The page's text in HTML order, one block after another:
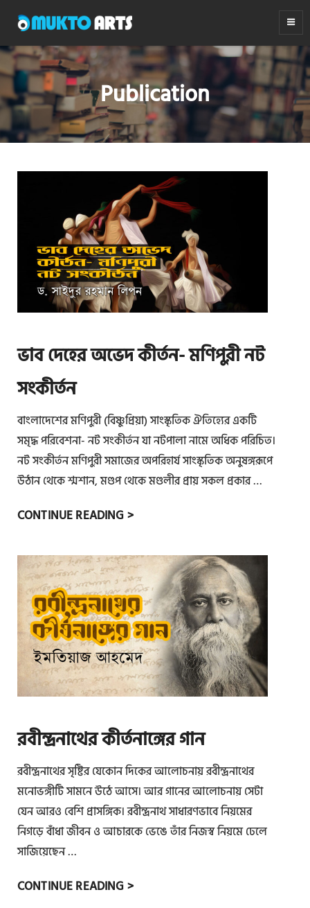
Publication
ভাব দেহের অভেদ কীর্তন- মণিপুরী নট
সংকীর্তন
বাংলাদেশের মণিপুরী (বিষ্ণুপ্রিয়া) সাংস্কৃতিক ঐতিহ্যের একটি
সমৃদ্ধ পরিবেশনা- নট সংকীর্তন যা নটপালা নামে অধিক পরিচিত।
নট সংকীর্তন মণিপুরী সমাজের অপরিহার্য সাংস্কৃতিক অনুষঙ্গরূপে
উঠান থেকে শ্মশান, মণ্ডপ থেকে মণ্ডলীর প্রায় সকল প্রকার …
CONTINUE READING >ভা
দে
হে
র
অ
ভে
দ
কী
র্ত
-
ম
ণি
পু
রী
ন
কী
রবীন্দ্রনাথের কীর্তনাঙ্গের গান
রবীন্দ্রনাথের সৃষ্টির যেকোন দিকের আলোচনায় রবীন্দ্রনাথের
মনোভঙ্গীটি সামনে উঠে আসে। আর গানের আলোচনায় সেটা
যেন আরও বেশি প্রাসঙ্গিক। রবীন্দ্রনাথ সাধারণভাবে নিয়মের
নিগড়ে বাঁধা জীবন ও আচারকে ভেঙে তাঁর নিজস্ব নিয়মে ঢেলে
সাজিয়েছেন …
CONTINUE READING >র